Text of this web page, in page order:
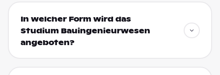
In welcher Form wird das
Studium Bauingenieurwesen
angeboten?